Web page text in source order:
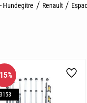
Hundegitre Renault
15%